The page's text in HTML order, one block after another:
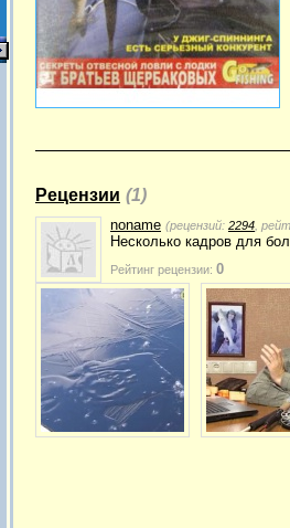
Рецензии (1)
noname (рецензий: 2294 ,
Несколько кадров для
Рейтинг рецензии: 0